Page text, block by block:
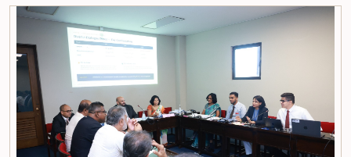
පාර්ලිමේන්තුවේදී පසුගියදා රැස් වූ අවස්ථාවේදීය.එහිදී 2004, 2007 සහ 2022
වසරවල පාර්ලිමේන්තු තේරීම් කාරක සභා වාර්තා මෙන්ම පුද්ගලයන් හා
සංවිධාන විසින් ඉදිරිපත් කර ඇති යෝජනා 31ක් පදනම් කර ගනිමින් මැතිවරණ
ප්‍රතිසංස්කරණ සම්බන්ධයෙන් දීර්ඝ ලෙස සාකච්ඡා කෙරිණි.සාකච්ඡාවේදී පළාත්
පාලන මැතිවරණ ක්‍රමය සඳහා මිශ්‍ර මැතිවරණ ක්‍රමයක් හඳුන්වා දීම, සුළු පක්ෂ
හා සුළුතර කණ්ඩායම්වල නියෝජනය තහවුරු කිරීම, කාන්තා නියෝජනය
වැඩිදියුණු කිරීම, විද්‍යුත් ඡන්ද ක්‍රමවේදයක් හඳුන්වා දීම සහ කල්තියා ඡන්දය
ප්‍රකාශ කිරීමේ පහසුකම් සැලසීම ඇතුළු යෝජනා පිළිබඳව අවධානය යොමු
විය. එමෙන්ම විදේශගත ශ්‍රී ලාංකිකයන්ට ඡන්ද අයිතිය ලබාදීම සම්බන්ධයෙන්
වන යෝජනා පිළිබඳව ද සලකා බැලුණු අතර, ඒ සඳහා අවශ්‍ය නීතිමය හා
පරිපාලනමය ප්‍රතිපාදන පිළිබඳ වැඩිදුර අධ්‍යයනය කිරීමේ අවශ්‍යතාව